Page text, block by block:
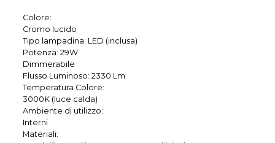
Colore:
Cromo lucido
Tipo lampadina: LED (inclusa)
Potenza: 29W
Dimmerabile
Flusso Luminoso: 2330 Lm
Temperatura Colore:
3000K (luce calda)
Ambiente di utilizzo:
Interni
Materiali: